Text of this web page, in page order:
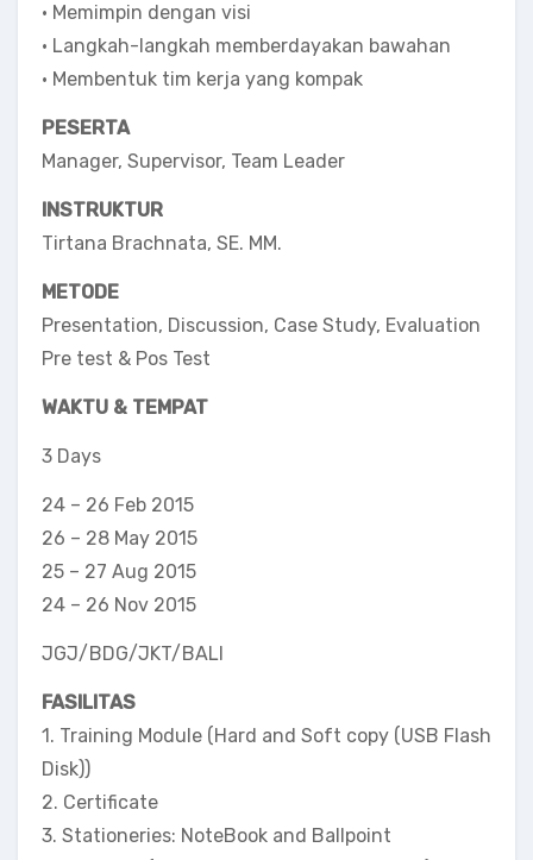
• Memimpin dengan visi
• Langkah-langkah memberdayakan bawahan
• Membentuk tim kerja yang kompak
PESERTA
Manager, Supervisor, Team Leader
INSTRUKTUR
Tirtana Brachnata, SE. MM.
METODE
Presentation, Discussion, Case Study, Evaluation
Pre test & Pos Test
WAKTU & TEMPAT
3 Days
24 – 26 Feb 2015
26 – 28 May 2015
25 – 27 Aug 2015
24 – 26 Nov 2015
JGJ/BDG/JKT/BALI
FASILITAS
1. Training Module (Hard and Soft copy (USB Flash
Disk))
2. Certificate
3. Stationeries: NoteBook and Ballpoint